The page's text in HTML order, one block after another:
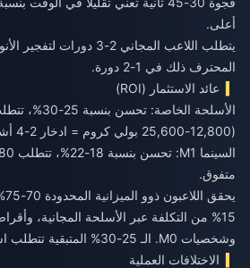
أعلى.
يتطلب اللاعب المجاني 2-3
المحترف ذلك في 1-2 دورة.
عائد الاستثمار (ROI)
(12,800-25,600 بولي كروم = ادخار 2-4 أشهر للاعب المجاني).
متفوق.
15% من التكلفة عبر الأسلحة المجانية،
وشخصيات M0. الـ 25-30% المتبقية تتطلب استثماراً يتزايد بشكل هائل.
الاختلافات العملية